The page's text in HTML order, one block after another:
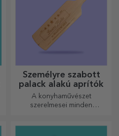
Személyre szabott
palack alakú aprítók
A konyhaművészet
szerelmesei minden